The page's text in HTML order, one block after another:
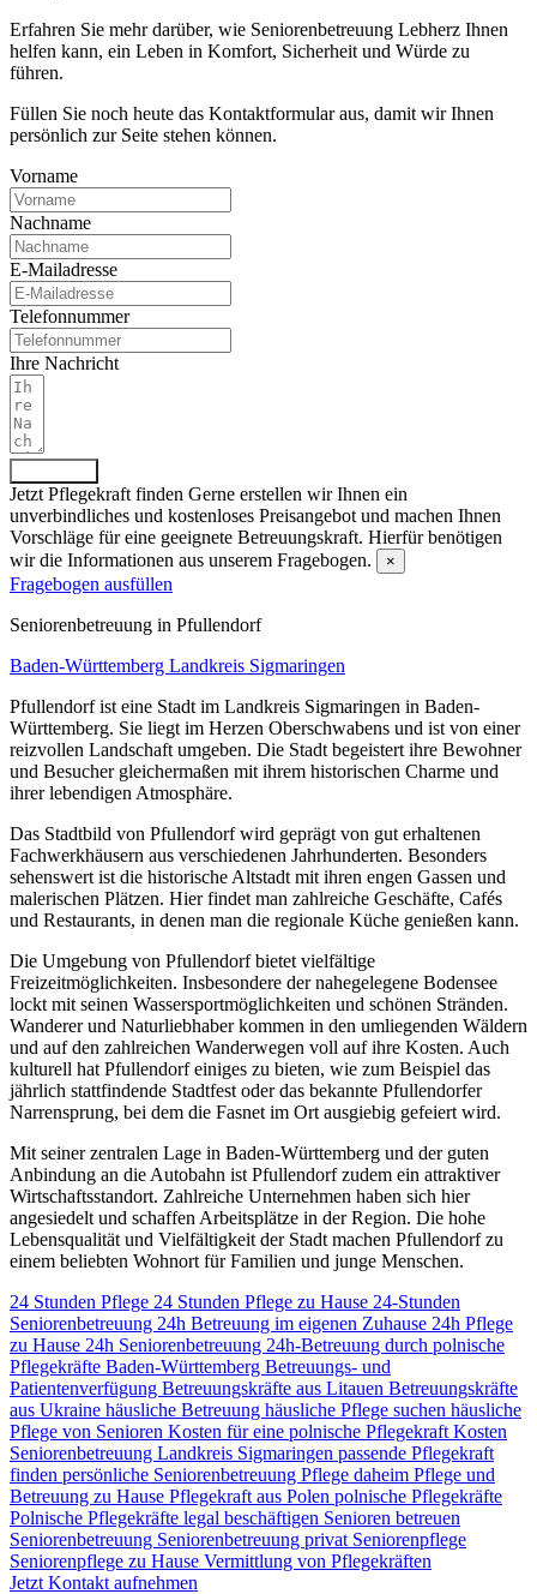
Erfahren Sie mehr darüber, wie Seniorenbetreuung Lebherz Ihnen
helfen kann, ein Leben in Komfort, Sicherheit und Würde zu
führen.
Füllen Sie noch heute das Kontaktformular aus, damit wir Ihnen
persönlich zur Seite stehen können.
Vorname
Nachname
E-Mailadresse
Telefonnummer
Ihre Nachricht
Jetzt Pflegekraft finden Gerne erstellen wir Ihnen ein
unverbindliches und kostenloses Preisangebot und machen Ihnen
Vorschläge für eine geeignete Betreuungskraft. Hierfür benötigen
wir die Informationen aus unserem Fragebogen.
×
Fragebogen ausfüllen
Senioren­betreuung in Pfullendorf
Baden-Württemberg Landkreis Sigmaringen
Pfullendorf ist eine Stadt im Landkreis Sigmaringen in Baden-
Württemberg. Sie liegt im Herzen Oberschwabens und ist von einer
reizvollen Landschaft umgeben. Die Stadt begeistert ihre Bewohner
und Besucher gleichermaßen mit ihrem historischen Charme und
ihrer lebendigen Atmosphäre.
Das Stadtbild von Pfullendorf wird geprägt von gut erhaltenen
Fachwerkhäusern aus verschiedenen Jahrhunderten. Besonders
sehenswert ist die historische Altstadt mit ihren engen Gassen und
malerischen Plätzen. Hier findet man zahlreiche Geschäfte, Cafés
und Restaurants, in denen man die regionale Küche genießen kann.
Die Umgebung von Pfullendorf bietet vielfältige
Freizeitmöglichkeiten. Insbesondere der nahegelegene Bodensee
lockt mit seinen Wassersportmöglichkeiten und schönen Stränden.
Wanderer und Naturliebhaber kommen in den umliegenden Wäldern
und auf den zahlreichen Wanderwegen voll auf ihre Kosten. Auch
kulturell hat Pfullendorf einiges zu bieten, wie zum Beispiel das
jährlich stattfindende Stadtfest oder das bekannte Pfullendorfer
Narrensprung, bei dem die Fasnet im Ort ausgiebig gefeiert wird.
Mit seiner zentralen Lage in Baden-Württemberg und der guten
Anbindung an die Autobahn ist Pfullendorf zudem ein attraktiver
Wirtschaftsstandort. Zahlreiche Unternehmen haben sich hier
angesiedelt und schaffen Arbeitsplätze in der Region. Die hohe
Lebensqualität und Vielfältigkeit der Stadt machen Pfullendorf zu
einem beliebten Wohnort für Familien und junge Menschen.
24 Stunden Pflege 24 Stunden Pflege zu Hause 24-Stunden
Seniorenbetreuung 24h Betreuung im eigenen Zuhause 24h Pflege
zu Hause 24h Seniorenbetreuung 24h-Betreuung durch polnische
Pflegekräfte Baden-Württemberg Betreuungs- und
Patientenverfügung Betreuungskräfte aus Litauen Betreuungskräfte
aus Ukraine häusliche Betreuung häusliche Pflege suchen häusliche
Pflege von Senioren Kosten für eine polnische Pflegekraft Kosten
Seniorenbetreuung Landkreis Sigmaringen passende Pflegekraft
finden persönliche Seniorenbetreuung Pflege daheim Pflege und
Betreuung zu Hause Pflegekraft aus Polen polnische Pflegekräfte
Polnische Pflegekräfte legal beschäftigen Senioren betreuen
Seniorenbetreuung Seniorenbetreuung privat Seniorenpflege
Seniorenpflege zu Hause Vermittlung von Pflegekräften
Jetzt Kontakt aufnehmen